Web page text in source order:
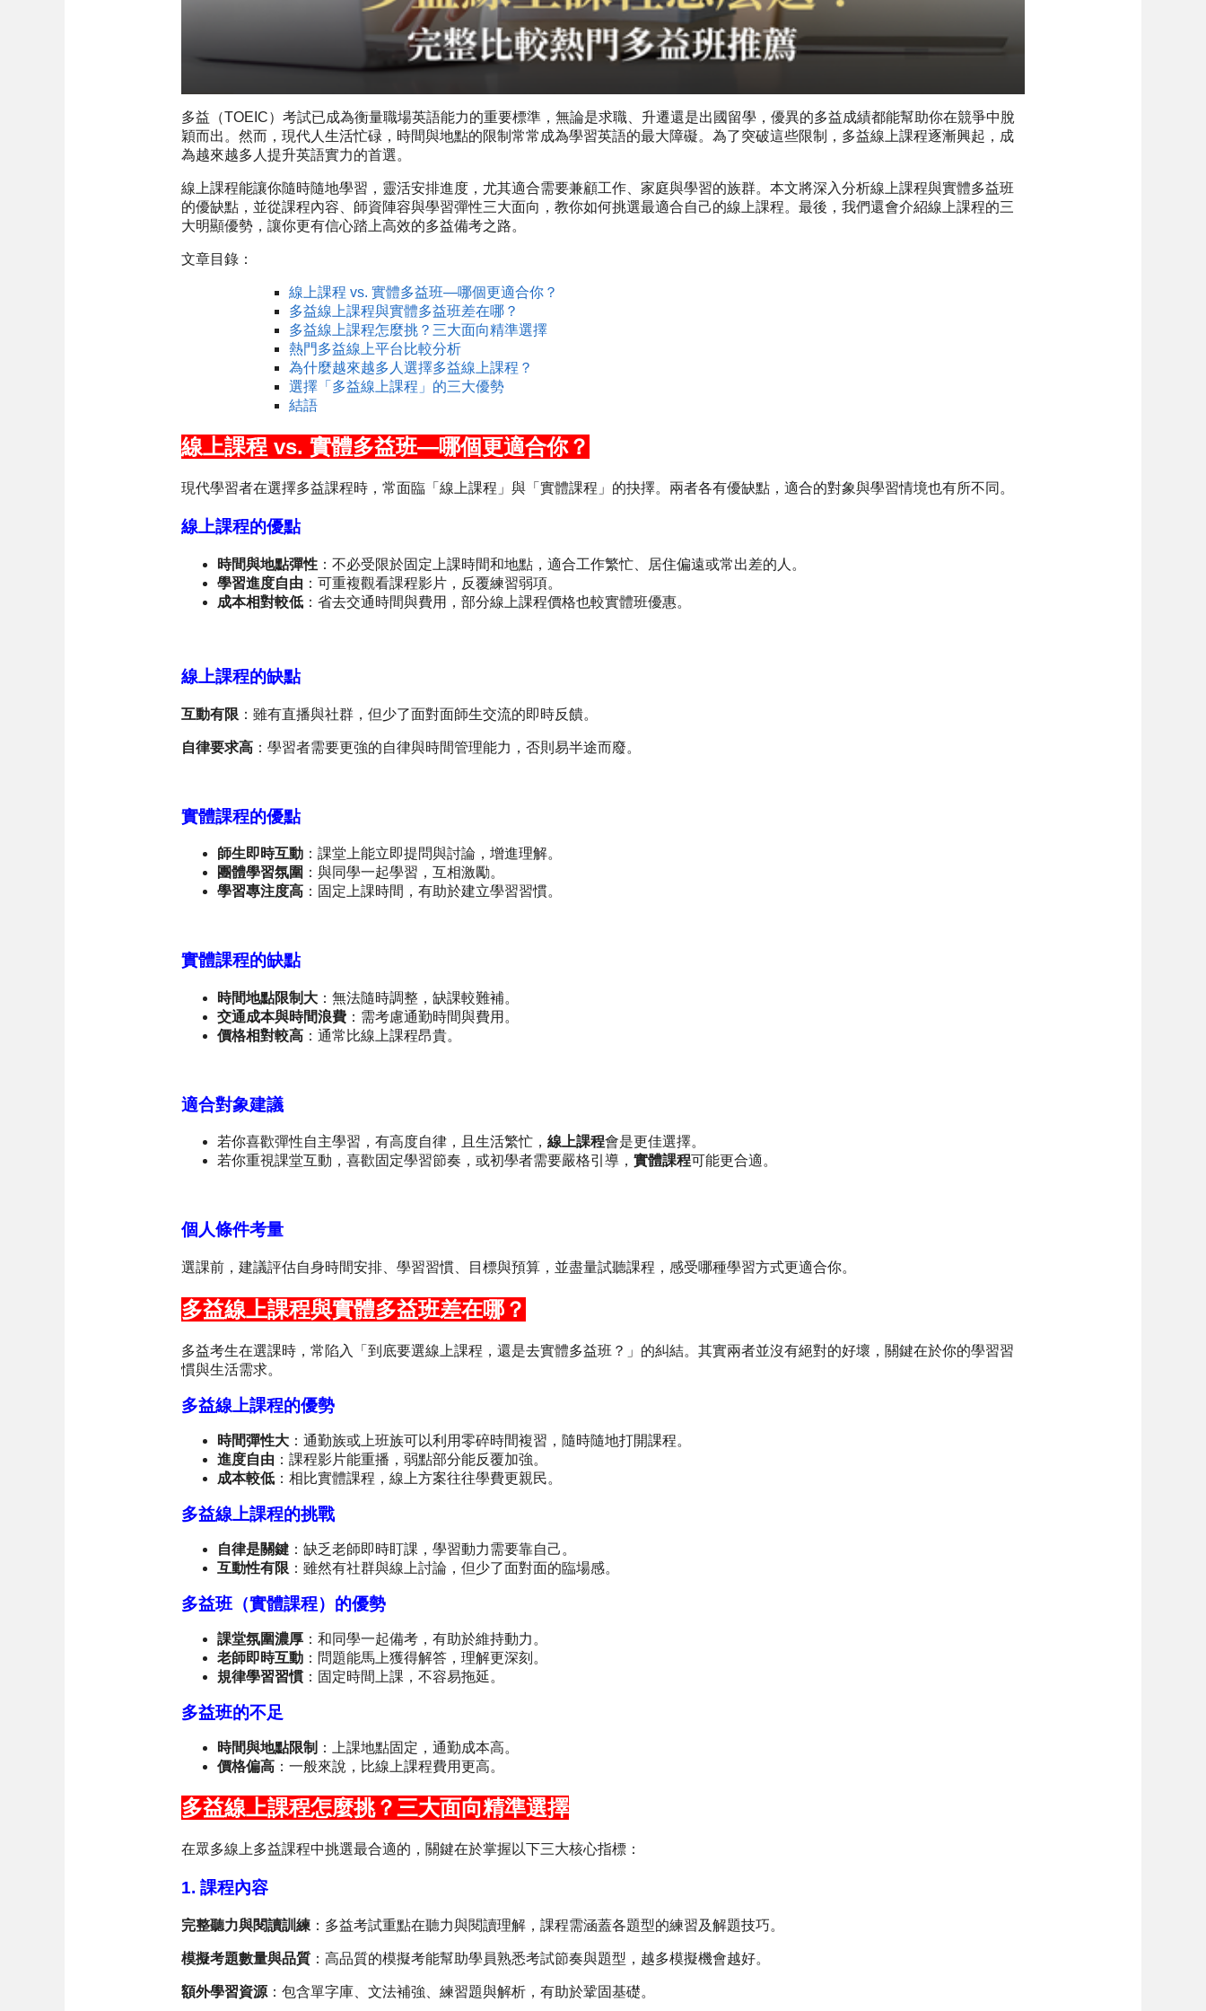
多益（TOEIC）考試已成為衡量職場英語能力的重要標準，無論是求職、升遷還是出國留學，優異的多益成績都能幫助你在競爭中脫
穎而出。然而，現代人生活忙碌，時間與地點的限制常常成為學習英語的最大障礙。為了突破這些限制，多益線上課程逐漸興起，成
為越來越多人提升英語實力的首選。
線上課程能讓你隨時隨地學習，靈活安排進度，尤其適合需要兼顧工作、家庭與學習的族群。本文將深入分析線上課程與實體多益班
的優缺點，並從課程內容、師資陣容與學習彈性三大面向，教你如何挑選最適合自己的線上課程。最後，我們還會介紹線上課程的三
大明顯優勢，讓你更有信心踏上高效的多益備考之路。
文章目錄：
線上課程 vs. 實體多益班—哪個更適合你？
多益線上課程與實體多益班差在哪？
多益線上課程怎麼挑？三大面向精準選擇
熱門多益線上平台比較分析
為什麼越來越多人選擇多益線上課程？
選擇「多益線上課程」的三大優勢
結語
線上課程 vs. 實體多益班—哪個更適合你？
現代學習者在選擇多益課程時，常面臨「線上課程」與「實體課程」的抉擇。兩者各有優缺點，適合的對象與學習情境也有所不同。
線上課程的優點
時間與地點彈性 ：不必受限於固定上課時間和地點，適合工作繁忙、居住偏遠或常出差的人。
學習進度自由 ：可重複觀看課程影片，反覆練習弱項。
成本相對較低 ：省去交通時間與費用，部分線上課程價格也較實體班優惠。
線上課程的缺點
互動有限 ：雖有直播與社群，但少了面對面師生交流的即時反饋。
自律要求高 ：學習者需要更強的自律與時間管理能力，否則易半途而廢。
實體課程的優點
師生即時互動 ：課堂上能立即提問與討論，增進理解。
團體學習氛圍 ：與同學一起學習，互相激勵。
學習專注度高 ：固定上課時間，有助於建立學習習慣。
實體課程的缺點
時間地點限制大 ：無法隨時調整，缺課較難補。
交通成本與時間浪費 ：需考慮通勤時間與費用。
價格相對較高 ：通常比線上課程昂貴。
適合對象建議
若你喜歡彈性自主學習，有高度自律，且生活繁忙， 線上課程會是更佳選擇。
若你重視課堂互動，喜歡固定學習節奏，或初學者需要嚴格引導， 實體課程可能更合適。
個人條件考量
選課前，建議評估自身時間安排、學習習慣、目標與預算，並盡量試聽課程，感受哪種學習方式更適合你。
多益線上課程與實體多益班差在哪？
多益考生在選課時，常陷入「到底要選線上課程，還是去實體多益班？」的糾結。其實兩者並沒有絕對的好壞，關鍵在於你的學習習
慣與生活需求。
多益線上課程的優勢
時間彈性大 ：通勤族或上班族可以利用零碎時間複習，隨時隨地打開課程。
進度自由 ：課程影片能重播，弱點部分能反覆加強。
成本較低 ：相比實體課程，線上方案往往學費更親民。
多益線上課程的挑戰
自律是關鍵 ：缺乏老師即時盯課，學習動力需要靠自己。
互動性有限 ：雖然有社群與線上討論，但少了面對面的臨場感。
多益班（實體課程）的優勢
課堂氛圍濃厚 ：和同學一起備考，有助於維持動力。
老師即時互動 ：問題能馬上獲得解答，理解更深刻。
規律學習習慣 ：固定時間上課，不容易拖延。
多益班的不足
時間與地點限制 ：上課地點固定，通勤成本高。
價格偏高 ：一般來說，比線上課程費用更高。
多益線上課程怎麼挑？三大面向精準選擇
在眾多線上多益課程中挑選最合適的，關鍵在於掌握以下三大核心指標：
1. 課程內容
完整聽力與閱讀訓練 ：多益考試重點在聽力與閱讀理解，課程需涵蓋各題型的練習及解題技巧。
模擬考題數量與品質 ：高品質的模擬考能幫助學員熟悉考試節奏與題型，越多模擬機會越好。
額外學習資源 ：包含單字庫、文法補強、練習題與解析，有助於鞏固基礎。